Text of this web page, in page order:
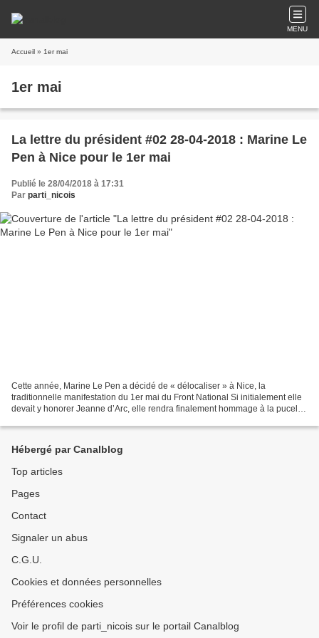
MENU
Accueil » 1er mai
1er mai
La lettre du président #02 28-04-2018 : Marine Le
Pen à Nice pour le 1er mai
Publié le 28/04/2018 à 17:31
Par parti_nicois
Cette année, Marine Le Pen a décidé de « délocaliser » à Nice, la
traditionnelle manifestation du 1er mai du Front National Si initialement elle
devait y honorer Jeanne d’Arc, elle rendra finalement hommage à la pucelle
Hébergé par Canalblog
Top articles
Pages
Contact
Signaler un abus
C.G.U.
Cookies et données personnelles
Préférences cookies
Voir le profil de parti_nicois sur le portail Canalblog